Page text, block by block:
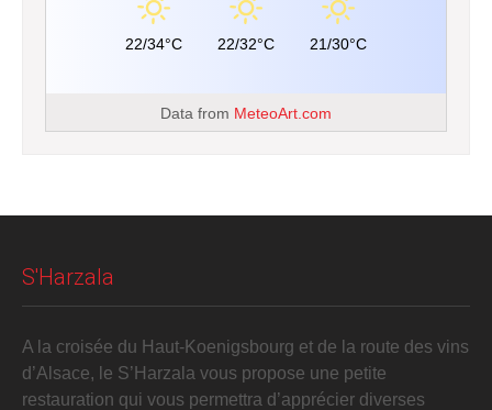
22/34°C 22/32°C 21/30°C
Data from MeteoArt.com
S'Harzala
A la croisée du Haut-Koenigsbourg et de la route des vins
d’Alsace, le S’Harzala vous propose une petite
restauration qui vous permettra d’apprécier diverses